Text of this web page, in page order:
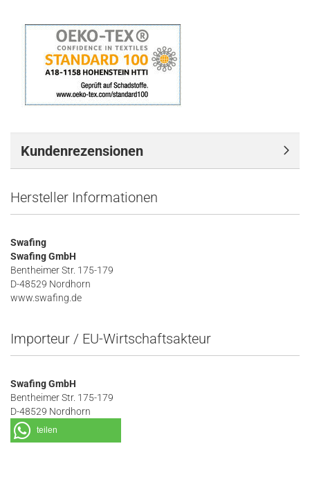
Kundenrezensionen
Hersteller Informationen
Swafing
Swafing GmbH
Bentheimer Str. 175-179
D-48529 Nordhorn
www.swafing.de
Importeur / EU-Wirtschaftsakteur
Swafing GmbH
Bentheimer Str. 175-179
D-48529 Nordhorn
teilen